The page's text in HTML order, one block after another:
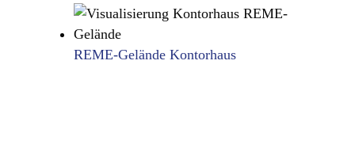
REME-Gelände Kontorhaus